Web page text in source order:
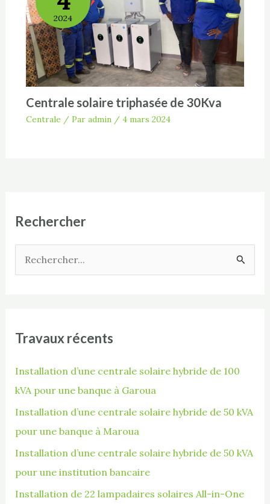
Rechercher
c
h
e
r
:
Travaux récents
Installation d’une centrale solaire hybride de 100
kVA pour une banque à Garoua
Installation d’une centrale solaire hybride de 50 kVA
pour une banque à Maroua
Installation d’une centrale solaire hybride de 50 kVA
pour une institution bancaire
Installation de 22 lampadaires solaires All-in-One
2024
Centrale solaire triphasée de 30Kva
Centrale / Par admin / 4 mars 2024